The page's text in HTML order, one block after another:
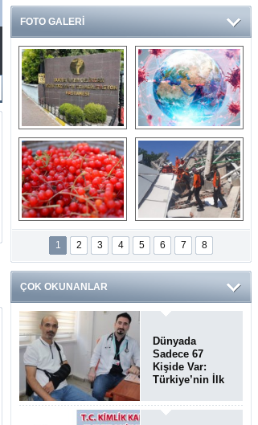
FOTO GALERİ
Ve burası da bir
devlet hastanesi
14 soruda
Koronavirüs
hakkında kendinizi
test edin...
Gilaburu meyvesi
kanserden koruyor
Endonezya’daki
deprem: Ölü sayısı
bin 203'e yükseldi
1 2 3 4 5 6 7 8
ÇOK OKUNANLAR
Dünyada
Sadece 67
Kişide Var:
Türkiye’nin İlk
Sendromu
Vakası